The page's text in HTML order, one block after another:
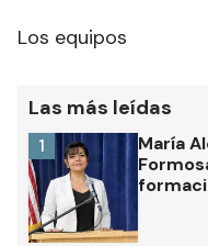
Los equipos
Las más leídas
María
1